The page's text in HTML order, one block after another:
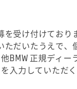
を受け付けており
だいたうえで、
BMW 正規ディー
入力していただ